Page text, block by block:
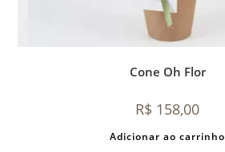
Cone Oh Flor
R$ 158,00
Adicionar ao carrinho